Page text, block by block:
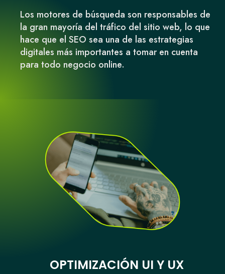
Los motores de búsqueda son responsables de
la gran mayoría del tráfico del sitio web, lo que
hace que el SEO sea una de las estrategias
digitales más importantes a tomar en cuenta
para todo negocio online.
OPTIMIZACIÓN UI Y UX